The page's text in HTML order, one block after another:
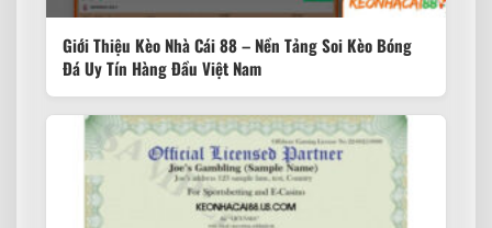
Giới Thiệu Kèo Nhà Cái 88 – Nền Tảng Soi Kèo Bóng
Đá Uy Tín Hàng Đầu Việt Nam